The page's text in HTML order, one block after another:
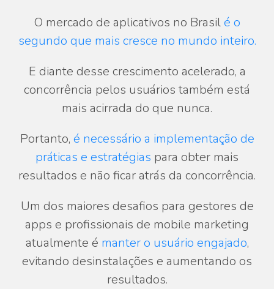
O mercado de aplicativos no Brasilé o
segundo que mais cresce no mundo inteiro.
E diante desse crescimento acelerado, a
concorrência pelos usuários também está
mais acirrada do que nunca.
Portanto, é necessário a implementação de
práticas e estratégias para obter mais
resultados e não ficar atrás da concorrência.
Um dos maiores desafios para gestores de
apps e profissionais de mobile marketing
atualmente é manter o usuário engajado,
evitando desinstalações e aumentando os
resultados.